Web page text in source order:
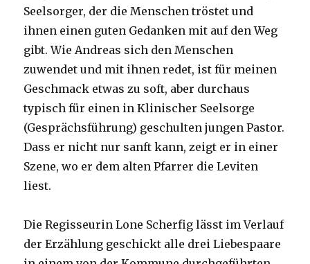
Seelsorger, der die Menschen tröstet und
ihnen einen guten Gedanken mit auf den Weg
gibt. Wie Andreas sich den Menschen
zuwendet und mit ihnen redet, ist für meinen
Geschmack etwas zu soft, aber durchaus
typisch für einen in Klinischer Seelsorge
(Gesprächsführung) geschulten jungen Pastor.
Dass er nicht nur sanft kann, zeigt er in einer
Szene, wo er dem alten Pfarrer die Leviten
liest.
Die Regisseurin Lone Scherfig lässt im Verlauf
der Erzählung geschickt alle drei Liebespaare